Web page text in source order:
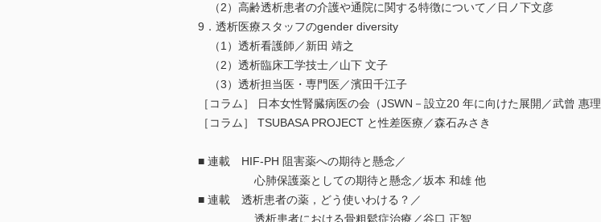
（2）高齢透析患者の介護や通院に関する特徴について／日ノ下文彦
9．透析医療スタッフのgender diversity
（1）透析看護師／新田 靖之
（2）透析臨床工学技士／山下 文子
（3）透析担当医・専門医／濱田千江子
［コラム］ 日本女性腎臓病医の会（JSWN－設立20 年に向けた展開／武曾 惠理
［コラム］ TSUBASA PROJECT と性差医療／森石みさき
■ 連載 HIF-PH 阻害薬への期待と懸念／
心肺保護薬としての期待と懸念／坂本 和雄 他
■ 連載 透析患者の薬，どう使いわける？／
透析患者における骨粗鬆症治療／谷口 正智